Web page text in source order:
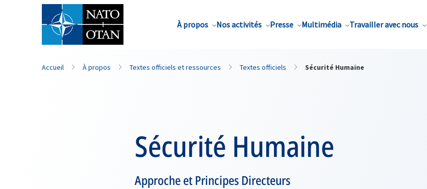
À propos Nos activités Presse Multimédia Travailler avec nous
Nom de famille*
Accueil À propos Textes officiels et ressources Textes officiels Sécurité Humaine
Sécurité Humaine
Approche et Principes Directeurs